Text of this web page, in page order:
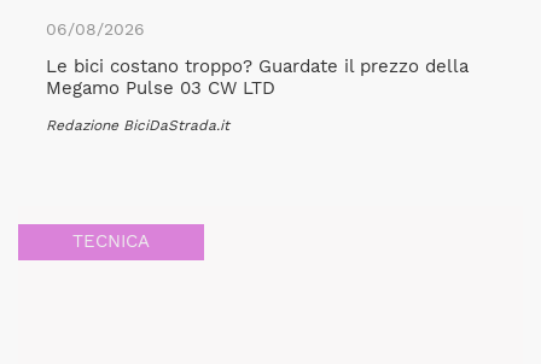
06/08/2026
Le bici costano troppo? Guardate il prezzo della
Megamo Pulse 03 CW LTD
Redazione BiciDaStrada.it
TECNICA